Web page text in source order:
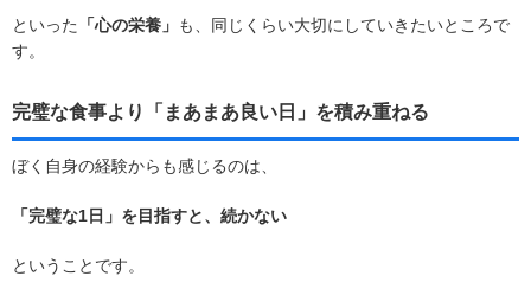
といった 「心の栄養」 も、同じくらい大切にしていきたいところで
す。
完璧な食事より「まあまあ良い日」を積み重ねる
ぼく自身の経験からも感じるのは、
「完璧な1日」を目指すと、続かない
ということです。